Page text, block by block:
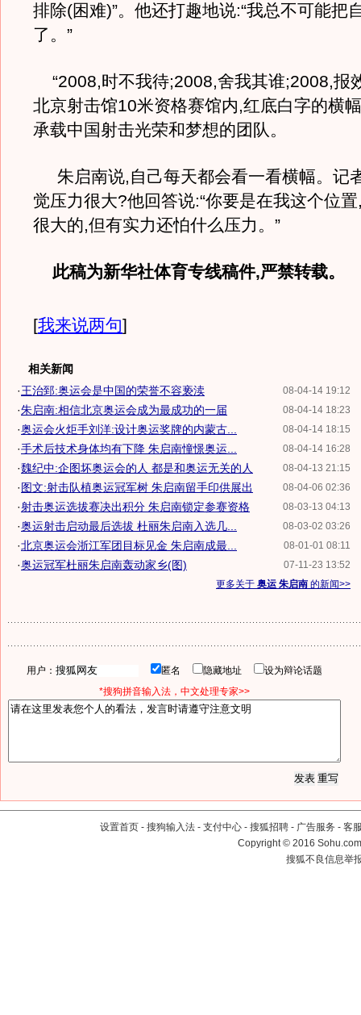
排除(困难)”。他还打趣地说:“我总不可能把
了。”
“2008,时不我待;2008,舍我其谁;2008,
北京射击馆10米资格赛馆内,红底白字的横
承载中国射击光荣和梦想的团队。
朱启南说,自己每天都会看一看横幅。记
觉压力很大?他回答说:“你要是在我这个位
很大的,但有实力还怕什么压力。”
此稿为新华社体育专线稿件,严禁转载。
[我来说两句]
相关新闻
08-04-14 19:12
·王治郅:奥运会是中国的荣誉不容亵渎
08-04-14 18:23
·朱启南:相信北京奥运会成为最成功的一届
08-04-14 18:15
·奥运会火炬手刘洋:设计奥运奖牌的内蒙古...
08-04-14 16:28
·手术后技术身体均有下降 朱启南憧憬奥运...
08-04-13 21:15
·魏纪中:企图坏奥运会的人 都是和奥运无关的人
08-04-06 02:36
·图文:射击队植奥运冠军树 朱启南留手印供展出
08-03-13 04:13
·射击奥运选拔赛决出积分 朱启南锁定参赛资格
08-03-02 03:26
·奥运射击启动最后选拔 杜丽朱启南入选几...
08-01-01 08:11
·北京奥运会浙江军团目标见金 朱启南成最...
07-11-23 13:52
·奥运冠军杜丽朱启南轰动家乡(图)
更多关于 奥运 朱启南 的新闻>>
用户： 匿名 隐藏地址
设为辩论话题
*搜狗拼音输入法，中文处理专家>>
设置首页 - 搜狗输入法 - 支付中心 - 搜狐招聘 - 广告服务 - 客
Copyright©2016
搜狐不良信息举